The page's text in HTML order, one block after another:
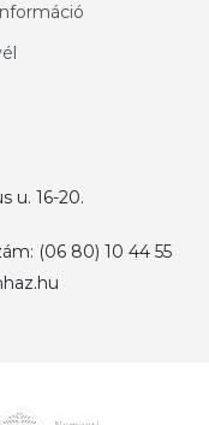
u. 16-20.
(06 80) 10 44 55